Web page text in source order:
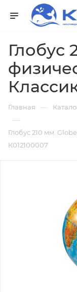
Глобус
Главная —
—
Глобус 210 мм.
К012100007